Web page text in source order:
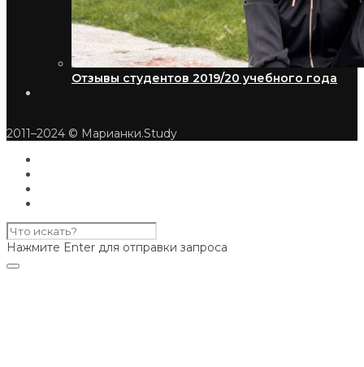
Отзывы студентов 2019/20 учебного года
2011–2024 © Марианки.Study
Нажмите Enter для отправки запроса